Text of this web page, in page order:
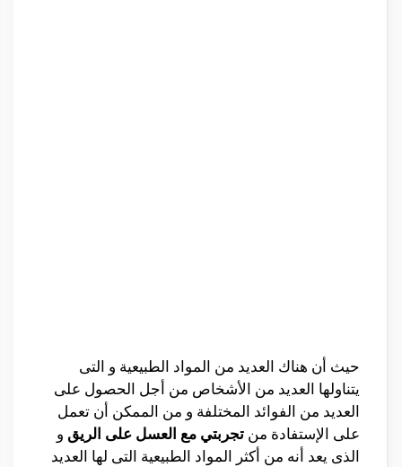
حيث أن هناك العديد من المواد الطبيعية و التى
يتناولها العديد من الأشخاص من أجل الحصول على
العديد من الفوائد المختلفة و من الممكن أن تعمل
على الإستفادة من تجربتي مع العسل على الريق و
الذى يعد أنه من أكثر المواد الطبيعية التى لها العديد